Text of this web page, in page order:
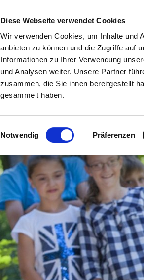
Diese Webseite verwendet Cookies
Wir verwenden Cookies, um Inhalte und
anbieten zu können und die Zugriffe auf
Informationen zu Ihrer Verwendung
und Analysen weiter. Unsere Partner
zusammen, die Sie ihnen bereitgestellt
gesammelt haben.
Einwilligungsauswahl
Notwendig Präferenzen
Besuch